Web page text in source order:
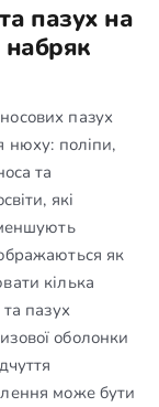
пазух на
пазух
нюху: поліпи,
та
які
як
кілька
пазух
оболонки
може бути